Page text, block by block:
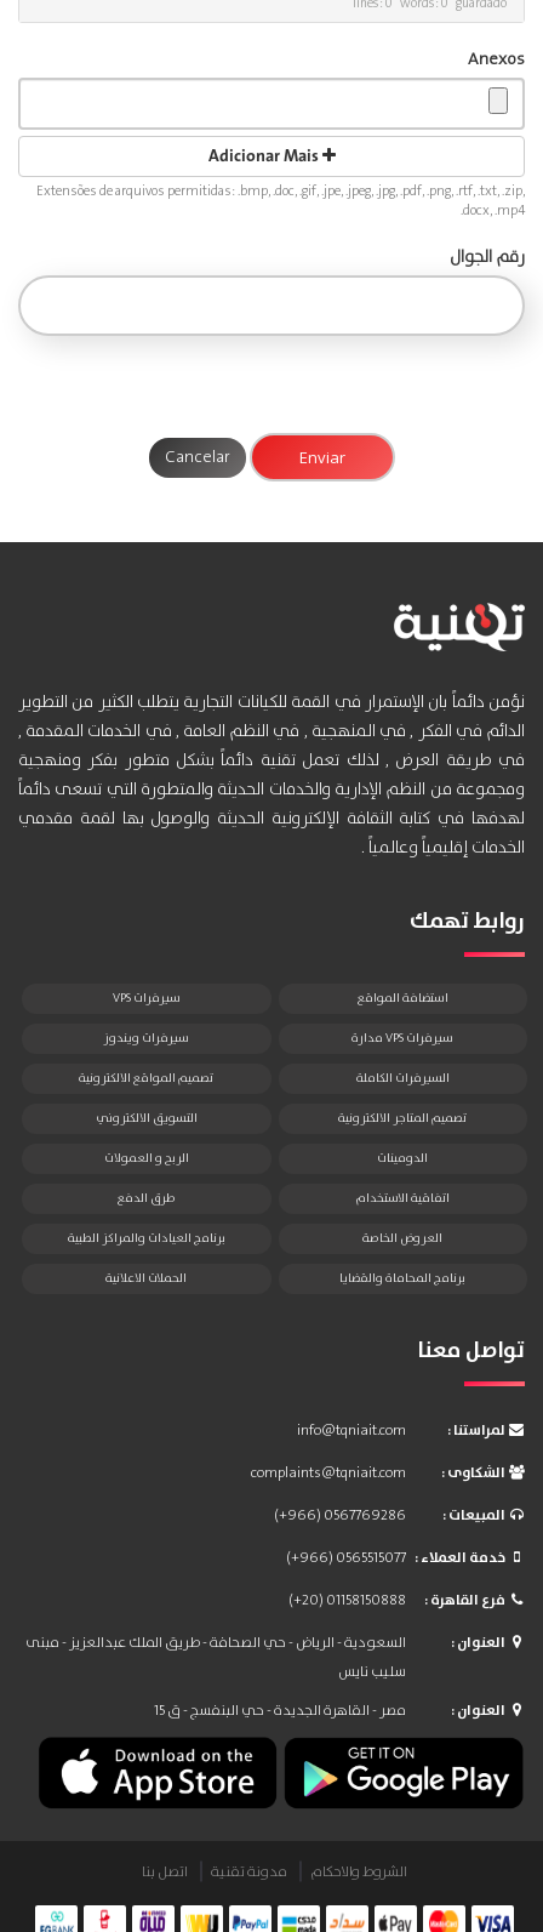
Anexos
Adicionar Mais
Extensões de arquivos permitidas: .bmp, .doc, .gif, .jpe, .jpeg, .jpg, .pdf, .png, .rtf, .txt, .zip,
.docx, .mp4
رقم الجوال
Cancelar
نؤمن دائماً بان الإستمرار في القمة للكيانات التجارية يتطلب الكثير من التطوير
الدائم في الفكر , في المنهجية , في النظم العامة , في الخدمات المقدمة ,
في طريقة العرض , لذلك تعمل تقنية دائماً بشكل متطور بفكر ومنهجية
ومجموعة من النظم الإدارية والخدمات الحديثة والمتطورة التي تسعى دائماً
لهدفها في كتابة الثقافة الإلكترونية الحديثة والوصول بها لقمة مقدمي
الخدمات إقليمياً وعالمياً .
روابط تهمك
استضافة المواقع سيرفرات VPS
سيرفرات VPS مدارة سيرفرات ويندوز
السيرفرات الكاملة تصميم المواقع الالكترونية
تصميم المتاجر الالكترونية التسويق الالكتروني
الدومينات الربح و العمولات
اتفاقية الاستخدام طرق الدفع
العروض الخاصة برنامج العيادات والمراكز الطبية
برنامج المحاماة والقضايا الحملات الاعلانية
تواصل معنا
: لمراستنا
info@tqniait.com
: الشكاوى
complaints@tqniait.com
: المبيعات
(+966) 0567769286
: خدمة العملاء
(+966) 0565515077
: فرع القاهرة
(+20) 01158150888
: العنوان
السعودية - الرياض - حي الصحافة - طريق الملك عبدالعزيز - مبنى
سليب نايس
: العنوان
مصر - القاهرة الجديدة - حي البنفسج - ق 15
الشروط والاحكام مدونة تقنية اتصل بنا